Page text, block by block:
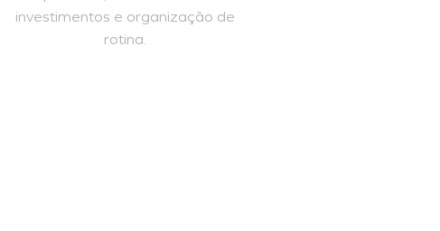
investimentos e organização de
rotina.